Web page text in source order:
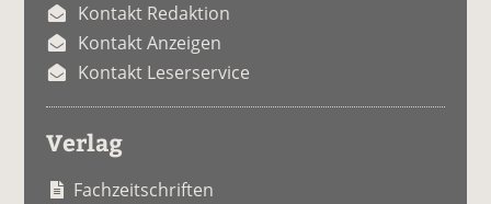
Kontakt Redaktion
Kontakt Anzeigen
Kontakt Leserservice
Verlag
Fachzeitschriften